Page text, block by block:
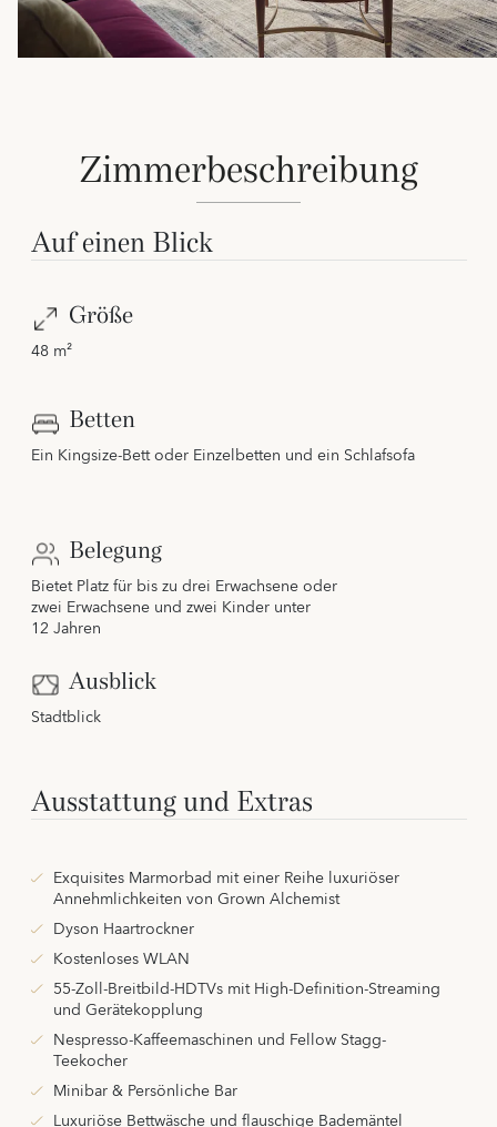
Zimmerbeschreibung
Auf einen Blick
Größe
48 m²
Betten
Ein Kingsize-Bett oder Einzelbetten und ein Schlafsofa
Belegung
Bietet Platz für bis zu drei Erwachsene oder
zwei Erwachsene und zwei Kinder unter
12 Jahren
Ausblick
Stadtblick
Ausstattung und Extras
Exquisites Marmorbad mit einer Reihe luxuriöser
Annehmlichkeiten von Grown Alchemist
Dyson Haartrockner
Kostenloses WLAN
55-Zoll-Breitbild-HDTVs mit High-Definition-Streaming
und Gerätekopplung
Nespresso-Kaffeemaschinen und Fellow Stagg-
Teekocher
Minibar & Persönliche Bar